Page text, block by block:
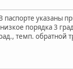
паспорте указаны
порядка 3
темп. обратной